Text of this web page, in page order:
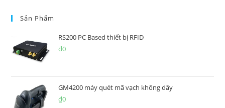
Sản Phẩm
RS200 PC Based thiết bị RFID
₫0
GM4200 máy quét mã vạch không dây
₫0